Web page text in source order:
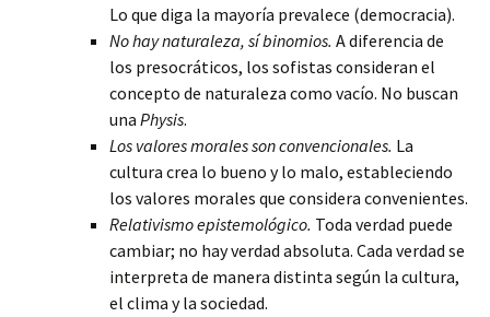
Lo que diga la mayoría prevalece (democracia).
No hay naturaleza, sí binomios. A diferencia de
los presocráticos, los sofistas consideran el
concepto de naturaleza como vacío. No buscan
una Physis.
Los valores morales son convencionales. La
cultura crea lo bueno y lo malo, estableciendo
los valores morales que considera convenientes.
Relativismo epistemológico. Toda verdad puede
cambiar; no hay verdad absoluta. Cada verdad se
interpreta de manera distinta según la cultura,
el clima y la sociedad.